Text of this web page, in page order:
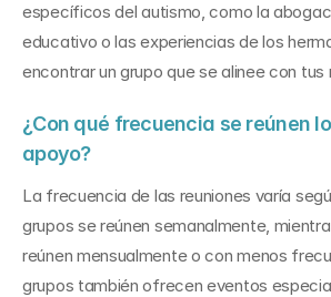
específicos del autismo, como la
educativo o las experiencias de los
encontrar un grupo que se alinee con tus
¿Con qué frecuencia se reúnen
apoyo?
La frecuencia de las reuniones varía
grupos se reúnen semanalmente,
reúnen mensualmente o con menos
grupos también ofrecen eventos